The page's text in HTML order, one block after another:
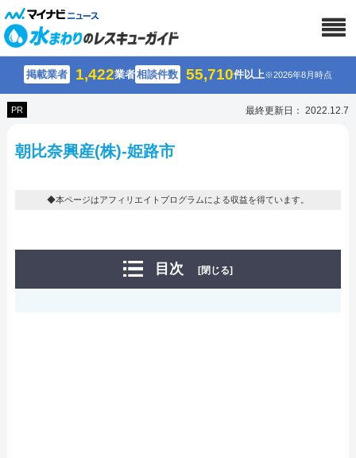
掲載業者 1,422業者相談件数 55,710件以上※2026年8月時点
PR 最終更新日： 2022.12.7
朝比奈興産(株)-姫路市
◆本ページはアフィリエイトプログラムによる収益を得ています。
目次 [閉じる]